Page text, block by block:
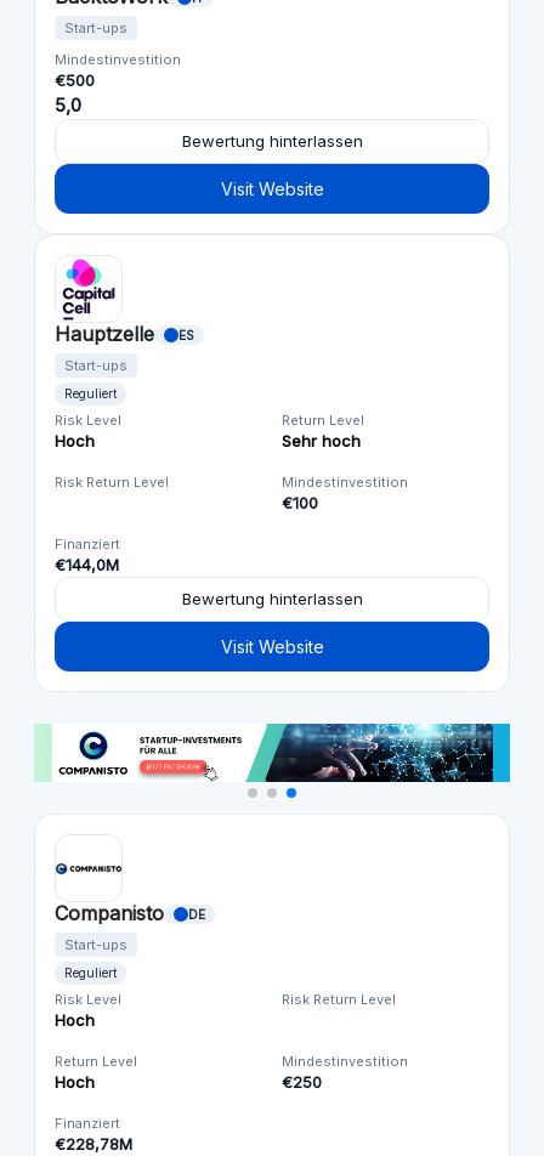
Start-ups
Mindestinvestition
€500
5,0
Bewertung hinterlassen
Visit Website
Hauptzelle ES
Start-ups
Reguliert
Risk Level
Hoch
Return Level
Sehr hoch
Risk Return Level Mindestinvestition
€100
Finanziert
€144,0M
Bewertung hinterlassen
Visit Website
Companisto DE
Start-ups
Reguliert
Risk Level
Hoch
Risk Return Level
Return Level
Hoch
Mindestinvestition
€250
Finanziert
€228,78M